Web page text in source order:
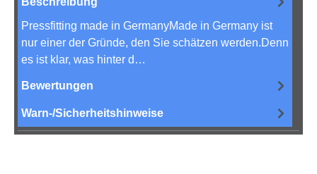
Pressfitting made in GermanyMade in Germany ist
nur einer der Gründe, den Sie schätzen werden.Denn
es ist klar, was hinter d…
Bewertungen
Warn-/Sicherheitshinweise